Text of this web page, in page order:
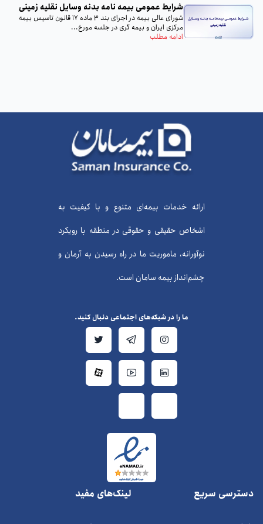
شرایط عمومی بیمه‌ نامه بدنه وسایل نقلیه زمینی
شورای عالی بیمه در اجرای بند 3 ماده 17 قانون تاسیس بیمه
مرکزی ایران و بیمه گری در جلسه مورخ...
ادامه مطلب
ارائه خدمات بیمه‌ای متنوع و با کیفیت به
اشخاص حقیقی و حقوقی در منطقه با رویکرد
نوآورانه، ماموریت ما در راه رسیدن به آرمان و
چشم‌انداز بیمه سامان است.
دسترسی سریع لینک‌های مفید
ما را در شبکه‌های اجتماعی دنبال کنید.